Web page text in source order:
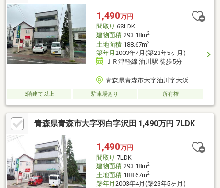
1,490万円
間取り 6SLDK
建物面積293.18m2
土地面積188.67m2
築年月 2003年4月(築23年5ヶ月)
ＪＲ津軽線 油川駅 徒歩5分
青森県青森市大字油川字大浜
3階建て以上 駐車場あり 所有権
青森県青森市大字羽白字沢田 1,490万円 7LDK
1,490万円
間取り 7LDK
建物面積293.18m2
土地面積188.67m2
築年月 2003年4月(築23年5ヶ月)